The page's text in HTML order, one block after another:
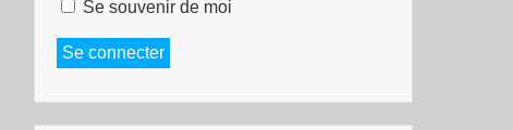
Se souvenir de moi
Se connecter